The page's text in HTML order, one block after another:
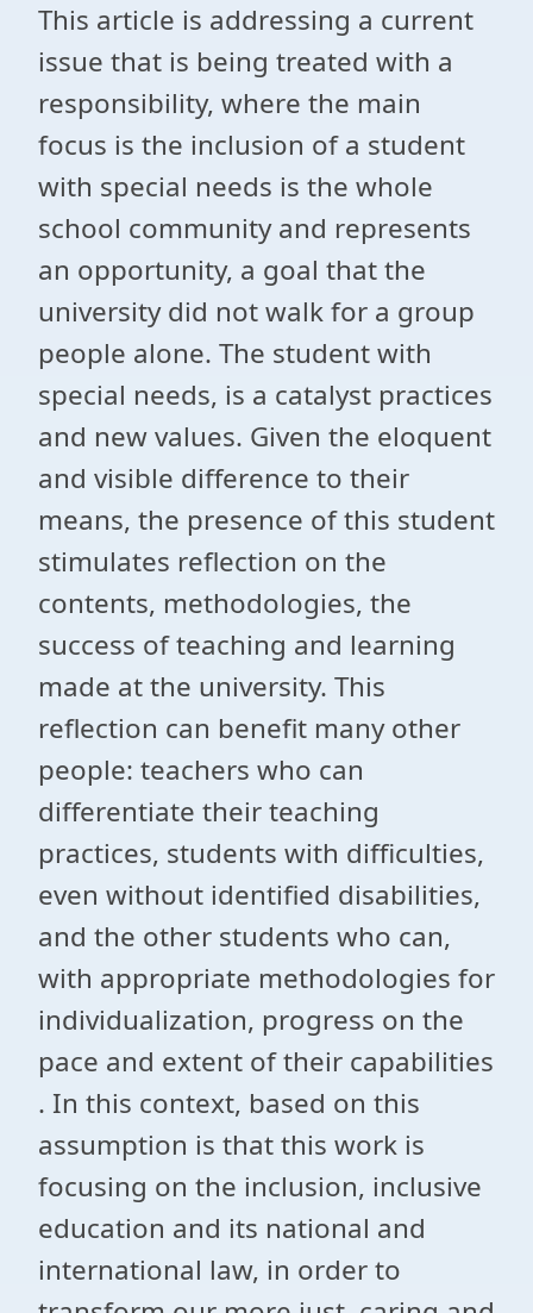
This article is addressing a current
issue that is being treated with a
responsibility, where the main
focus is the inclusion of a student
with special needs is the whole
school community and represents
an opportunity, a goal that the
university did not walk for a group
people alone. The student with
special needs, is a catalyst practices
and new values. Given the eloquent
and visible difference to their
means, the presence of this student
stimulates reflection on the
contents, methodologies, the
success of teaching and learning
made at the university. This
reflection can benefit many other
people: teachers who can
differentiate their teaching
practices, students with difficulties,
even without identified disabilities,
and the other students who can,
with appropriate methodologies for
individualization, progress on the
pace and extent of their capabilities
. In this context, based on this
assumption is that this work is
focusing on the inclusion, inclusive
education and its national and
international law, in order to